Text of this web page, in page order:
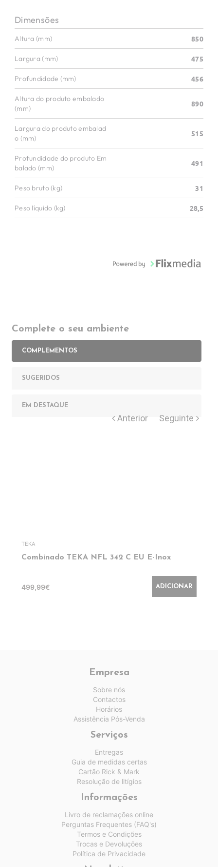
Dimensões
Altura (mm) 850
Largura (mm) 475
Profundidade (mm) 456
Altura do produto embalado
(mm)
890
Largura do produto embalad
o (mm)
515
Profundidade do produto Em
balado (mm)
491
Peso bruto (kg) 31
Peso líquido (kg) 28,5
Complete o seu ambiente
COMPLEMENTOS
SUGERIDOS
EM DESTAQUE
TEKA
Combinado TEKA NFL 342 C EU E-Inox
499,99€ ADICIONAR
Empresa
Sobre nós
Contactos
Horários
Assistência Pós-Venda
Serviços
Entregas
Guia de medidas certas
Cartão Rick & Mark
Resolução de litígios
Informações
Livro de reclamações online
Perguntas Frequentes (FAQ's)
Termos e Condições
Trocas e Devoluções
Política de Privacidade